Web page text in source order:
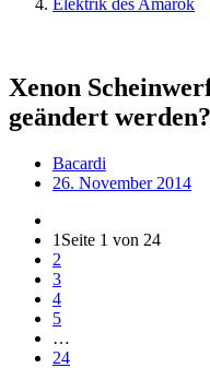
Elektrik des Amarok
Xenon
geändert werden?
Bacardi
26. November 2014
1 Seite 1 von 24
2
3
4
5
…
24